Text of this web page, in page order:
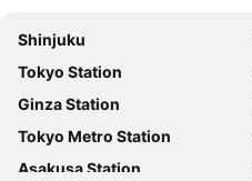
Rembrandt Hotel Atsugi
Rembrandt Style Honatsugi
Hotel Livemax Fuchu
Keio Plaza Hotel Hachioji
Laguna Suite Hotel & Wedding Shin-Yokohama
Shinjuku
Tokyo Station
Ginza Station
Tokyo Metro Station
Asakusa Station